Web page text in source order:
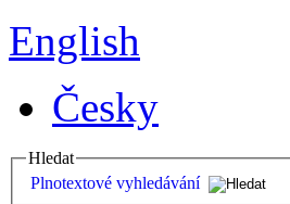
English
Česky
Hledat
Plnotextové vyhledávání